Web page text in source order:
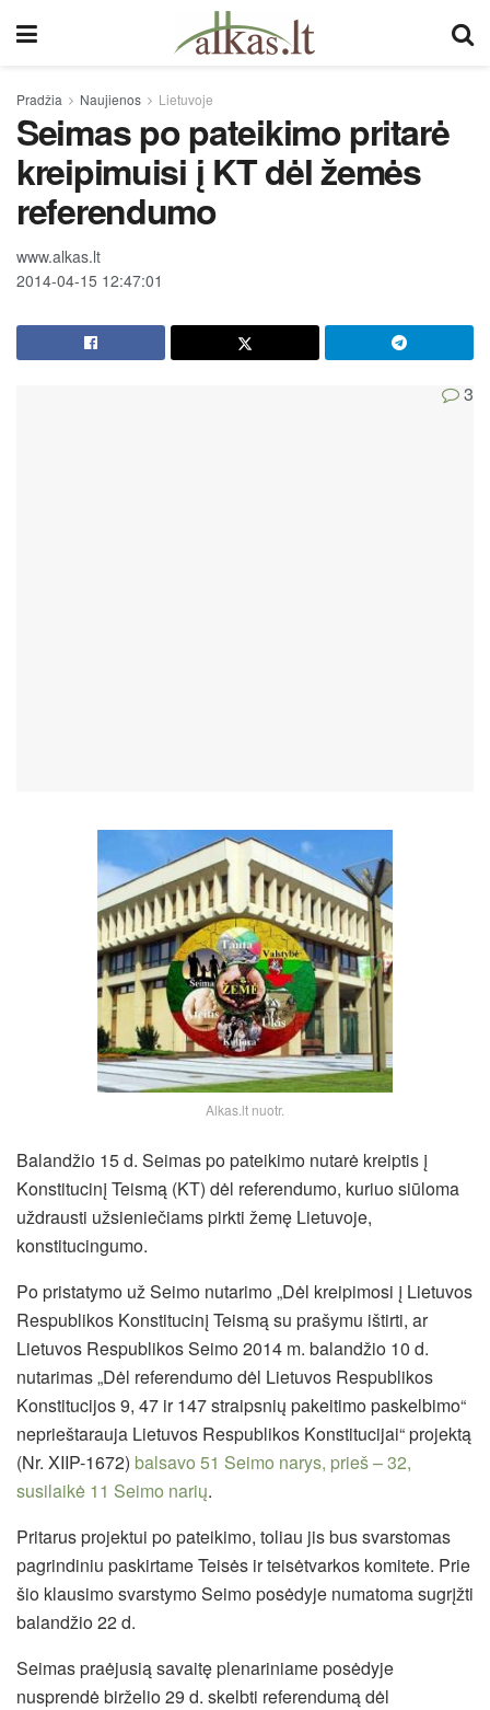
Pradžia Naujienos Lietuvoje
Seimas po pateikimo pritarė
kreipimuisi į KT dėl žemės
referendumo
www.alkas.lt
2014-04-15 12:47:01
3
Alkas.lt nuotr.
Balandžio 15 d. Seimas po pateikimo nutarė kreiptis į
Konstitucinį Teismą (KT) dėl referendumo, kuriuo siūloma
uždrausti užsieniečiams pirkti žemę Lietuvoje,
konstitucingumo.
Po pristatymo už Seimo nutarimo „Dėl kreipimosi į Lietuvos
Respublikos Konstitucinį Teismą su prašymu ištirti, ar
Lietuvos Respublikos Seimo 2014 m. balandžio 10 d.
nutarimas „Dėl referendumo dėl Lietuvos Respublikos
Konstitucijos 9, 47 ir 147 straipsnių pakeitimo paskelbimo“
neprieštarauja Lietuvos Respublikos Konstitucijai“ projektą
(Nr. XIIP-1672) balsavo 51 Seimo narys, prieš – 32,
susilaikė 11 Seimo narių.
Pritarus projektui po pateikimo, toliau jis bus svarstomas
pagrindiniu paskirtame Teisės ir teisėtvarkos komitete. Prie
šio klausimo svarstymo Seimo posėdyje numatoma sugrįžti
balandžio 22 d.
Seimas praėjusią savaitę plenariniame posėdyje
nusprendė birželio 29 d. skelbti referendumą dėl